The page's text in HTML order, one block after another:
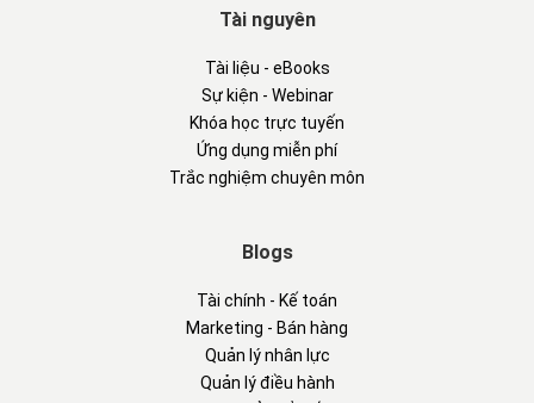
Tài nguyên
Tài liệu - eBooks
Sự kiện - Webinar
Khóa học trực tuyến
Ứng dụng miễn phí
Trắc nghiệm chuyên môn
Blogs
Tài chính - Kế toán
Marketing - Bán hàng
Quản lý nhân lực
Quản lý điều hành